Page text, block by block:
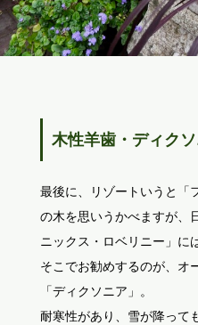
木性羊歯・ディク
最後に、リゾートいうと「
の木を思いうかべますが、
ニックス・ロベリニー」に
そこでお勧めするのが、オ
「ディクソニア」。
耐寒性があり、雪が降って